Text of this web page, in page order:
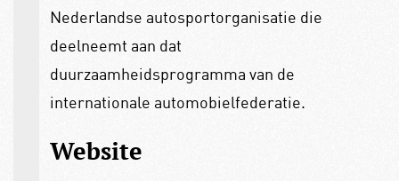
Nederlandse autosportorganisatie die
deelneemt aan dat
duurzaamheidsprogramma van de
internationale automobielfederatie.
Website